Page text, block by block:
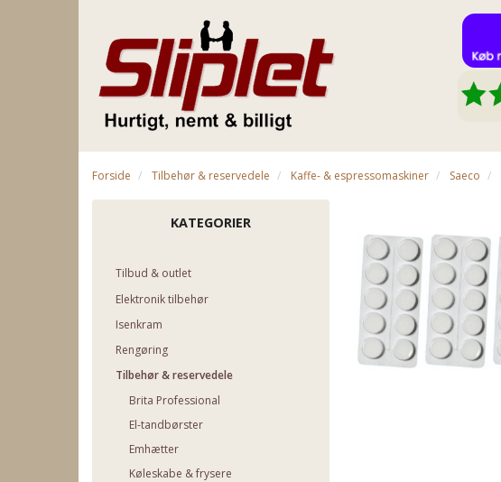
Forside Tilbehør & reservedele Kaffe- & espressomaskiner Saeco
KATEGORIER
Tilbud & outlet
Elektronik tilbehør
Isenkram
Rengøring
Tilbehør & reservedele
Brita Professional
El-tandbørster
Emhætter
Køleskabe & frysere